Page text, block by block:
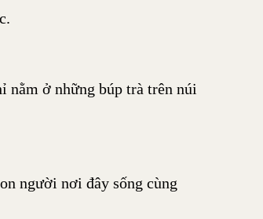
nằm ở những búp trà trên núi
người nơi đây sống cùng